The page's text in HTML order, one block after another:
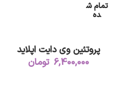
تمام ش
ده
پروتئین وی دایت اپلاید
6,400,000 تومان